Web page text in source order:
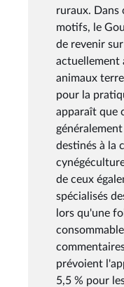
ruraux. Dans
motifs, le
de revenir
actuellement
animaux
pour la
apparaît que
destinés à la
de ceux
spécialisés
lors qu'une
prévoient
5,5 % pour